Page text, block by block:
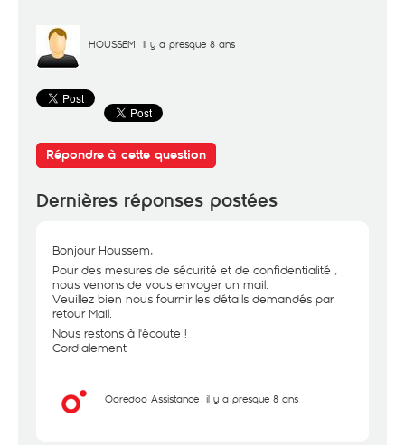
HOUSSEM il y a presque 8 ans
Répondre à cette question
Dernières réponses postées
Bonjour Houssem,
Pour des mesures de sécurité et de confidentialité ,
nous venons de vous envoyer un mail.
Veuillez bien nous fournir les détails demandés par
retour Mail.
Nous restons à l'écoute !
Cordialement
Ooredoo Assistance il y a presque 8 ans